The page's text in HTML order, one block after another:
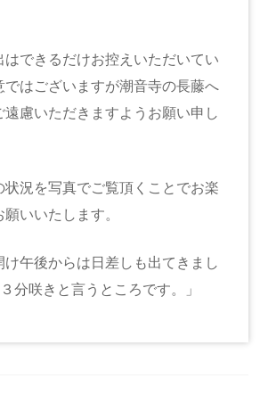
できるだけお控えいただいてい
ではございますが潮音寺の長藤へ
慮いただきますようお願い申し
況を写真でご覧頂くことでお楽
いいたします。
け午後からは日差しも出てきまし
分咲きと言うところです。」